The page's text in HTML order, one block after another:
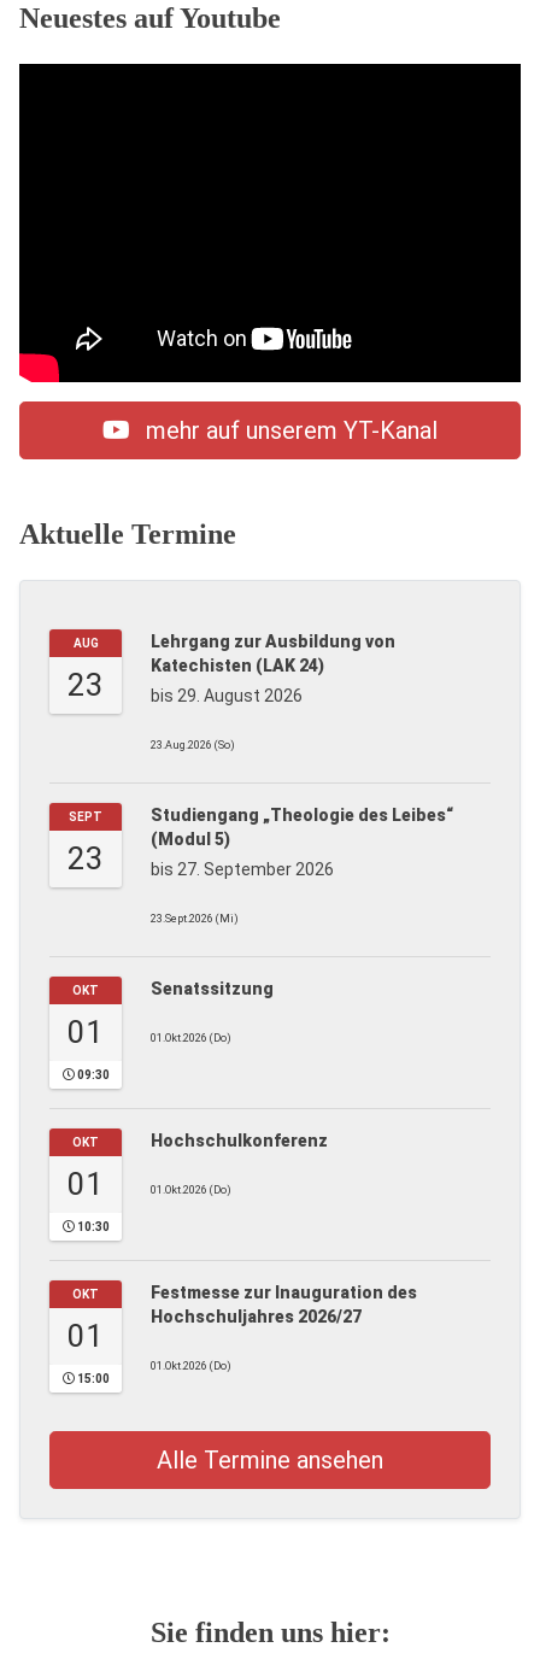
Neuestes auf Youtube
mehr auf unserem YT-Kanal
Aktuelle Termine
AUG
23
Lehrgang zur Ausbildung von
Katechisten (LAK 24)
bis 29. August 2026
23.Aug.2026 (So)
SEPT
23
Studiengang „Theologie des Leibes“
(Modul 5)
bis 27. September 2026
23.Sept.2026 (Mi)
OKT
01
09:30
Senatssitzung
01.Okt.2026 (Do)
OKT
01
10:30
Hochschulkonferenz
01.Okt.2026 (Do)
OKT
01
15:00
Festmesse zur Inauguration des
Hochschuljahres 2026/27
01.Okt.2026 (Do)
Alle Termine ansehen
Sie finden uns hier: